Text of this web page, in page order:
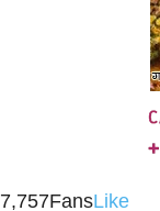
7,757FansLike